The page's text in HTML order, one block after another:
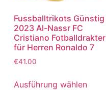
Fussballtrikots Günstig
2023 Al-Nassr FC
Cristiano Fotballdrakter
für Herren Ronaldo 7
€41.00
Ausführung wählen